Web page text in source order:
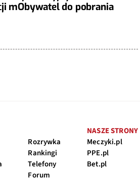
mObywatel do pobrania
Rozrywka
Rankingi
Telefony
Forum
NASZE STRONY
Meczyki.pl
PPE.pl
Bet.pl